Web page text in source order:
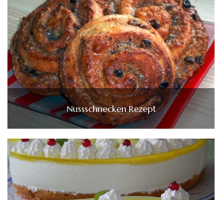
Nussschnecken Rezept